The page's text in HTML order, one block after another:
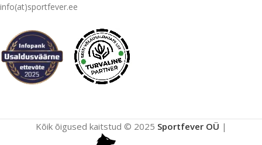
info(at)sportfever.ee
Kõik õigused kaitstud © 2025 Sportfever OÜ |